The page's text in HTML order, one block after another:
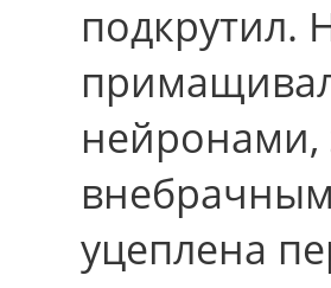
подкрутил.
нейронами,
уцеплена